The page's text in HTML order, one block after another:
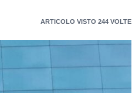
ARTICOLO VISTO 244 VOLTE